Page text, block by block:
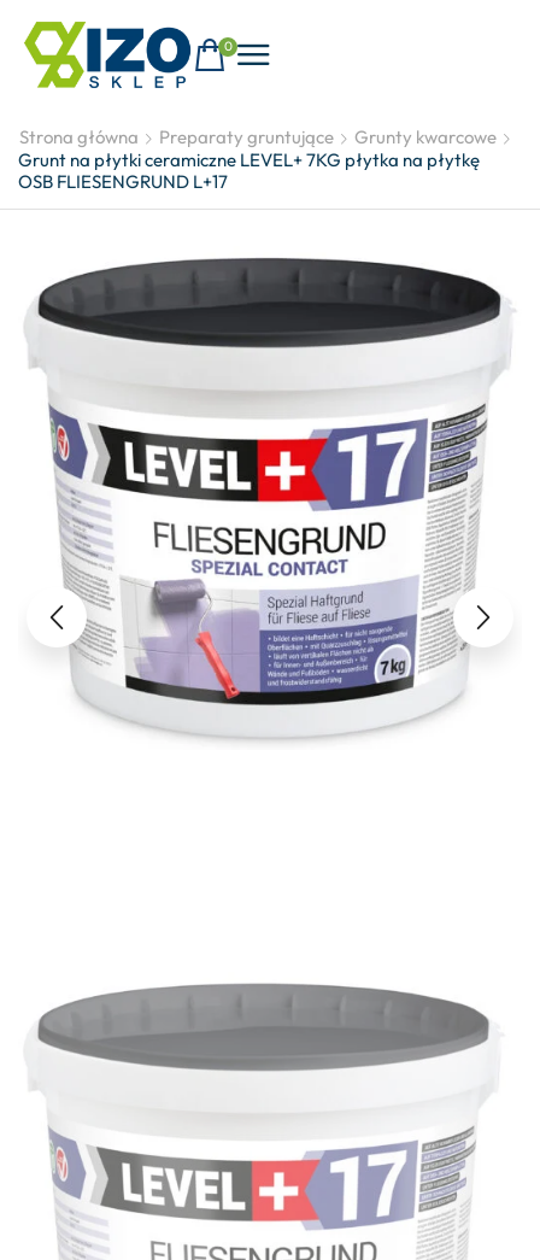
0
Strona główna Preparaty gruntujące
Grunty kwarcowe
Grunt na płytki ceramiczne LEVEL+ 7KG płytka na płytkę
OSB FLIESENGRUND L+17